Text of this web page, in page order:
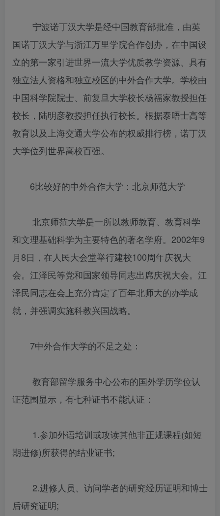
宁波诺丁汉大学是经中国教育部批准，由英
国诺丁汉大学与浙江万里学院合作创办，在中国设
立的第一家引进世界一流大学优质教学资源、具有
独立法人资格和独立校区的中外合作大学。学校由
中国科学院院士、前复旦大学校长杨福家教授担任
校长，陆明彦教授担任执行校长。根据泰晤士高等
教育以及上海交通大学公布的权威排行榜，诺丁汉
大学位列世界高校百强。
6比较好的中外合作大学：北京师范大学
北京师范大学是一所以教师教育、教育科学
和文理基础科学为主要特色的著名学府。2002年9
月8日，在人民大会堂举行建校100周年庆祝大
会。江泽民等党和国家领导同志出席庆祝大会。江
泽民同志在会上充分肯定了百年北师大的办学成
就，并强调实施科教兴国战略。
7中外合作大学的不足之处：
教育部留学服务中心公布的国外学历学位认
证范围显示，有七种证书不能认证：
1.参加外语培训或攻读其他非正规课程(如短
期进修)所获得的结业证书;
2.进修人员、访问学者的研究经历证明和博士
后研究证明;